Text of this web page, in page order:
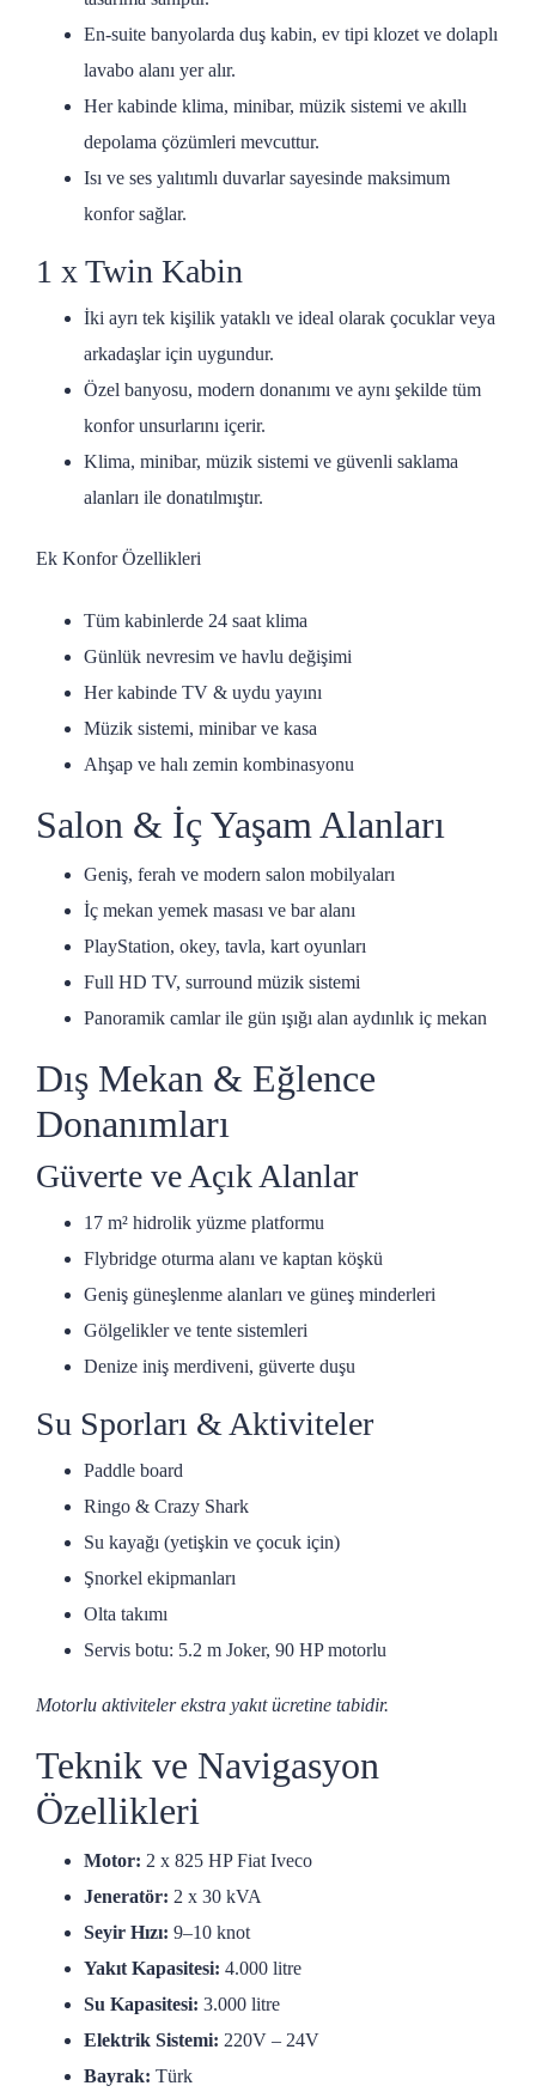
En-suite banyolarda duş kabin, ev tipi klozet ve dolaplı
lavabo alanı yer alır.
Her kabinde klima, minibar, müzik sistemi ve akıllı
depolama çözümleri mevcuttur.
Isı ve ses yalıtımlı duvarlar sayesinde maksimum
konfor sağlar.
1 x Twin Kabin
İki ayrı tek kişilik yataklı ve ideal olarak çocuklar veya
arkadaşlar için uygundur.
Özel banyosu, modern donanımı ve aynı şekilde tüm
konfor unsurlarını içerir.
Klima, minibar, müzik sistemi ve güvenli saklama
alanları ile donatılmıştır.
Ek Konfor Özellikleri
Tüm kabinlerde 24 saat klima
Günlük nevresim ve havlu değişimi
Her kabinde TV & uydu yayını
Müzik sistemi, minibar ve kasa
Ahşap ve halı zemin kombinasyonu
Salon & İç Yaşam Alanları
Geniş, ferah ve modern salon mobilyaları
İç mekan yemek masası ve bar alanı
PlayStation, okey, tavla, kart oyunları
Full HD TV, surround müzik sistemi
Panoramik camlar ile gün ışığı alan aydınlık iç mekan
Dış Mekan & Eğlence
Donanımları
Güverte ve Açık Alanlar
17 m² hidrolik yüzme platformu
Flybridge oturma alanı ve kaptan köşkü
Geniş güneşlenme alanları ve güneş minderleri
Gölgelikler ve tente sistemleri
Denize iniş merdiveni, güverte duşu
Su Sporları & Aktiviteler
Paddle board
Ringo & Crazy Shark
Su kayağı (yetişkin ve çocuk için)
Şnorkel ekipmanları
Olta takımı
Servis botu: 5.2 m Joker, 90 HP motorlu
Motorlu aktiviteler ekstra yakıt ücretine tabidir.
Teknik ve Navigasyon
Özellikleri
Motor: 2 x 825 HP Fiat Iveco
Jeneratör: 2 x 30 kVA
Seyir Hızı: 9–10 knot
Yakıt Kapasitesi: 4.000 litre
Su Kapasitesi: 3.000 litre
Elektrik Sistemi: 220V – 24V
Bayrak: Türk